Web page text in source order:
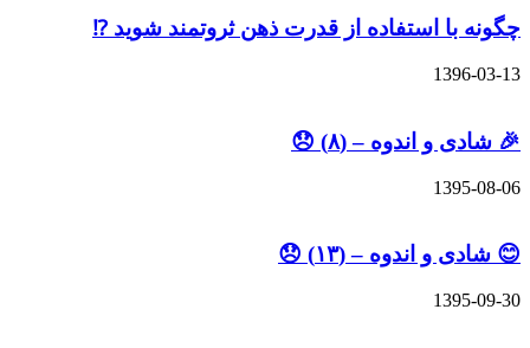
استفاده از قدرت ذهن ثروتمند شوید ⁉️
اندوه – (۸) 😞
اندوه – (۱۳) 😞